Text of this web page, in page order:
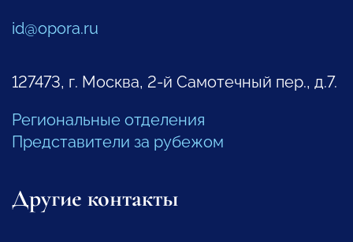
id@opora.ru
127473, г. Москва, 2-й Самотечный пер., д.7.
Региональные отделения
Представители за рубежом
Другие контакты